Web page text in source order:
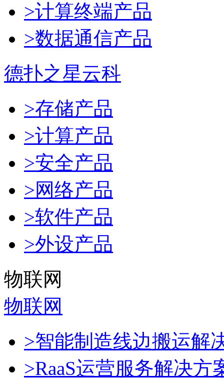
>计算终端产品
>数据通信产品
德扑之星云科
>存储产品
>计算产品
>安全产品
>网络产品
>软件产品
>外设产品
物联网
物联网
>智能制造线边搬运解
>RaaS运营服务解决方